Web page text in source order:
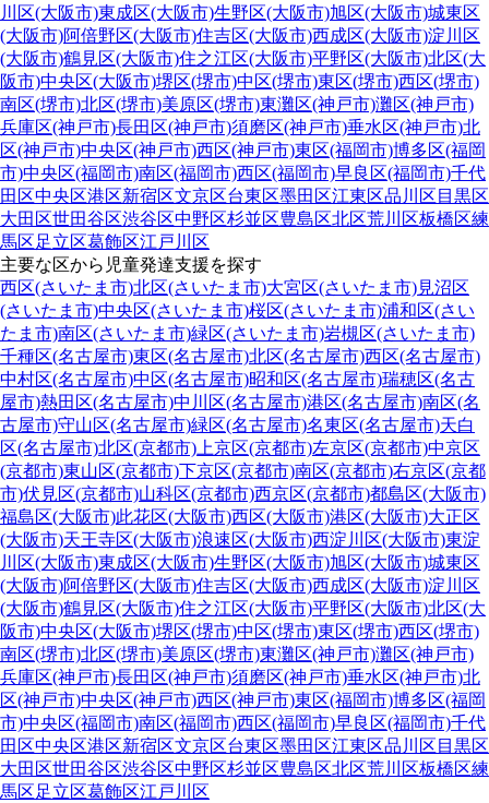
川区(大阪市)東成区(大阪市)生野区(大阪市)旭区(大阪市)城東区
(大阪市)阿倍野区(大阪市)住吉区(大阪市)西成区(大阪市)淀川区
(大阪市)鶴見区(大阪市)住之江区(大阪市)平野区(大阪市)北区(大
阪市)中央区(大阪市)堺区(堺市)中区(堺市)東区(堺市)西区(堺市)
南区(堺市)北区(堺市)美原区(堺市)東灘区(神戸市)灘区(神戸市)
兵庫区(神戸市)長田区(神戸市)須磨区(神戸市)垂水区(神戸市)北
区(神戸市)中央区(神戸市)西区(神戸市)東区(福岡市)博多区(福岡
市)中央区(福岡市)南区(福岡市)西区(福岡市)早良区(福岡市)千代
田区中央区港区新宿区文京区台東区墨田区江東区品川区 目黒区
大田区世田谷区渋谷区中野区杉並区豊島区北区荒川区板橋区練
馬区足立区葛飾区江戸川区
主要な区から児童発達支援を探す
西区(さいたま市)北区(さいたま市)大宮区(さいたま市)見沼区
(さいたま市)中央区(さいたま市)桜区(さいたま市)浦和区(さい
たま市)南区(さいたま市)緑区(さいたま市)岩槻区(さいたま市)
千種区(名古屋市)東区(名古屋市)北区(名古屋市)西区(名古屋市)
中村区(名古屋市)中区(名古屋市)昭和区(名古屋市)瑞穂区(名古
屋市)熱田区(名古屋市)中川区(名古屋市)港区(名古屋市)南区(名
古屋市)守山区(名古屋市)緑区(名古屋市)名東区(名古屋市)天白
区(名古屋市)北区(京都市) 上京区(京都市)左京区(京都市)中京区
(京都市)東山区(京都市)下京区(京都市)南区(京都市)右京区(京都
市)伏見区(京都市)山科区(京都市)西京区(京都市)都島区(大阪市)
福島区(大阪市)此花区(大阪市)西区(大阪市)港区(大阪市)大正区
(大阪市)天王寺区(大阪市)浪速区(大阪市)西淀川区(大阪市)東淀
川区(大阪市)東成区(大阪市)生野区(大阪市)旭区(大阪市)城東区
(大阪市)阿倍野区(大阪市)住吉区(大阪市)西成区(大阪市)淀川区
(大阪市)鶴見区(大阪市)住之江区(大阪市)平野区(大阪市)北区(大
阪市)中央区(大阪市)堺区(堺市)中区(堺市)東区(堺市)西区(堺市)
南区(堺市)北区(堺市)美原区(堺市)東灘区(神戸市)灘区(神戸市)
兵庫区(神戸市)長田区(神戸市)須磨区(神戸市)垂水区(神戸市)北
区(神戸市)中央区(神戸市)西区(神戸市)東区(福岡市)博多区(福岡
市)中央区(福岡市)南区(福岡市)西区(福岡市)早良区(福岡市)千代
田区中央区港区新宿区文京区台東区墨田区江東区品川区 目黒区
大田区世田谷区渋谷区中野区杉並区豊島区北区荒川区板橋区練
馬区足立区葛飾区江戸川区